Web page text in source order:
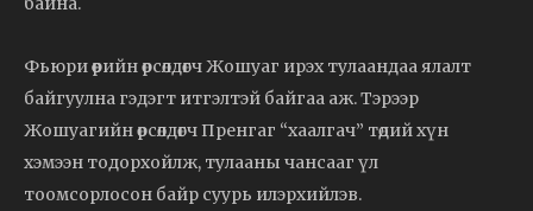
Фьюри өөрийн өрсөлдөгч Жошуаг ирэх тулаандаа ялалт
байгуулна гэдэгт итгэлтэй байгаа аж. Тэрээр
Жошуагийн өрсөлдөгч Пренгаг “хаалгач” төдий хүн
хэмээн тодорхойлж, тулааны чансааг үл
тоомсорлосон байр суурь илэрхийлэв.